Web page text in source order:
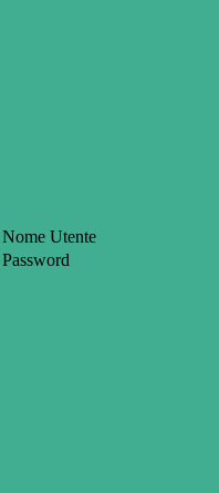
Nome Utente
Password